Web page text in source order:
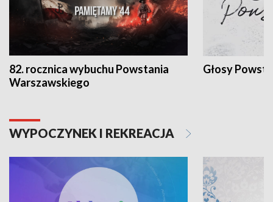
82. rocznica wybuchu Powstania
Warszawskiego
Głosy
WYPOCZYNEK I REKREACJA